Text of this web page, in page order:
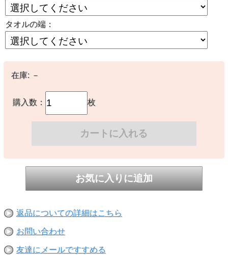
タオルの端：
在庫: －
購入数： 枚
返品についての詳細はこちら
お問い合わせ
友達にメールですすめる